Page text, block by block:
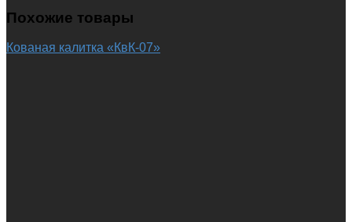
Похожие товары
Кованая калитка «КвК-07»